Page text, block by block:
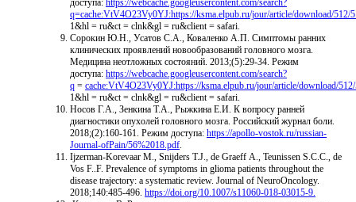
доступа: https://webcache.googleusercontent.com/search?
q=cache:VtV4O23Vy0YJ:https://ksma.elpub.ru/jour/article/download/512/
1&hl = ru&ct = clnk&gl = ru&client = safari.
Сорокин Ю.Н., Усатов С.А., Коваленко А.П. Симптомы ранних
клинических проявлений новообразований головного мозга.
Медицина неотложных состояний. 2013;(5):29-34. Режим
доступа: https://webcache.googleusercontent.com/search?
q = cache:VtV4O23Vy0YJ:https://ksma.elpub.ru/jour/article/download/
1&hl = ru&ct = clnk&gl = ru&client = safari.
Носов Г.А., Зенкина Т.А., Рыжкина Е.И. К вопросу ранней
диагностики опухолей головного мозга. Российский журнал боли.
2018;(2):160-161. Режим доступа: https://apollo-vostok.ru/russian-
Journal-ofPain/56%2018.pdf.
Ijzerman-Korevaar М., Snijders T.J., de Graeff А., Teunissen S.C.C., de
Vos F..F. Prevalence of symptoms in glioma patients throughout the
disease trajectory: a systematic review. Journal of NeuroOncology.
2018;140:485-496. https://doi.org/10.1007/s11060-018-03015-9.